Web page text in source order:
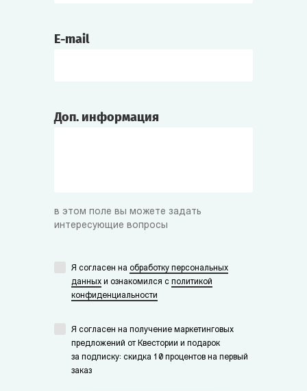
E-mail
Доп. информация
в этом поле вы можете задать
интересующие вопросы
Я согласен на обработку персональных
данных и ознакомился с политикой
конфиденциальности
Я согласен на получение маркетинговых
предложений от Квестории и подарок
за подписку: скидка 10 процентов на первый
заказ